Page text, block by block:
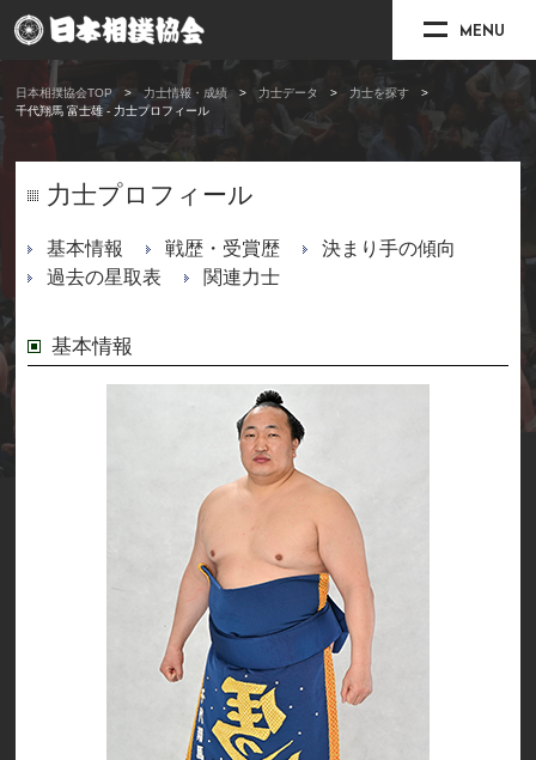
MENU
日本相撲協会TOP 力士情報・成績 力士データ
力士を探す
千代翔馬 富士雄 - 力士プロフィール
力士プロフィール
基本情報 戦歴・受賞歴
決まり手の傾向
過去の星取表
関連力士
基本情報